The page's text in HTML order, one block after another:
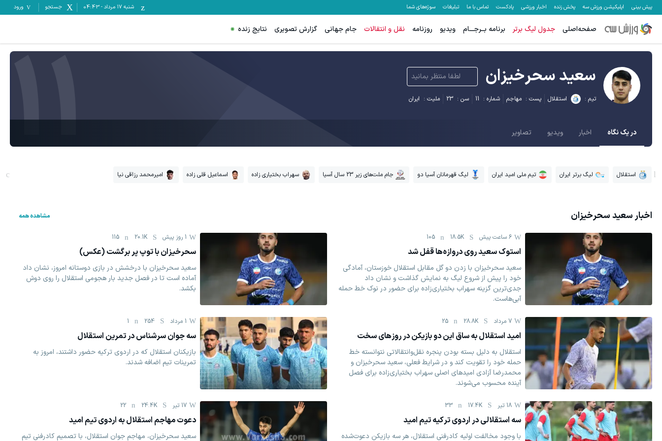
پیش بینی اپلیکیشن ورزش سه پخش زنده اخبار ورزشی پادکست تماس با ما تبلیغات سوژه‌های شما شنبه ۱۷ مرداد -
04:43 جستجو ورود
صفحه‌اصلی جدول لیگ برتر برنامه بــرجـــام ویدیو روزنامه نقل و انتقالات جام جهانی گزارش تصویری نتایج زنده
سعید سحرخیزان لطفا منتظر بمانید
تیم : استقلال پست : مهاجم شماره : 11 سن : 23 ملیت : ایران 11 در یک نگاه اخبار ویدیو تصاویر
استقلال لیگ برتر ایران تیم ملی امید ایران لیگ قهرمانان آسیا دو جام ملت‌های زیر 23 سال آسیا سهراب بختیاری زاده اسماعیل قلی‌ زاده امیرمحمد رزاقی نیا
اخبارسعید سحرخیزان مشاهده همه
6 ساعت پیش 18.5K
105
استوک سعید روی دروازه‌ها قفل شد
سعید سحرخیزان با زدن دو گل مقابل استقلال خوزستان، آمادگی
خود را پیش از شروع لیگ به نمایش گذاشت و نشان داد
جدی‌ترین گزینه سهراب بختیاری‌زاده برای حضور در نوک خط حمله
آبی‌هاست.
1 روز پیش 20.1K
115
سحرخیزان با توپ پر برگشت (عکس)
سعید سحرخیزان با درخشش در بازی دوستانه امروز، نشان داد
آماده است تا در فصل جدید بار هجومی استقلال را روی دوش
بکشد.
7 مرداد 28.8K
25
امید استقلال به ساق این دو بازیکن در روزهای سخت
استقلال به دلیل بسته بودن پنجره نقل‌وانتقالاتی نتوانسته خط
حمله خود را تقویت کند و در شرایط فعلی، سعید سحرخیزان و
محمدرضا آزادی امیدهای اصلی سهراب بختیاری‌زاده برای فصل
آینده محسوب می‌شوند.
1 مرداد 254
1
سه جوان سرشناس در تمرین استقلال
بازیکنان استقلال که در اردوی ترکیه حضور داشتند، امروز به
تمرینات تیم اضافه شدند.
18 تیر 17.4K
33
سه استقلالی در اردوی ترکیه تیم امید
با وجود مخالفت اولیه کادرفنی استقلال، هر سه بازیکن دعوت‌شده
17 تیر 24.4K
22
دعوت مهاجم استقلال به اردوی تیم امید
سعید سحرخیزان، مهاجم جوان استقلال، با تصمیم کادرفنی تیم